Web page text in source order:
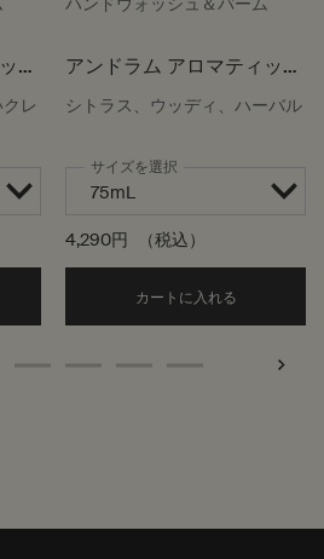
ク
レ
the アンドラム アロマティック ハンド
アンドラム アロマティック
ハンドバーム
シトラス、ウッディ、ハーバル
サイズを選択
4,290円 （税込）
カートに入れる